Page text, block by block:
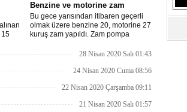
15
Benzine ve motorine zam
Bu gece yarısından itibaren geçerli
olmak üzere benzine 20, motorine 27
kuruş zam yapıldı. Zam pompa
28 Nisan 2020 Salı 01:43
24 Nisan 2020 Cuma 08:56
22 Nisan 2020 Çarşamba 09:11
21 Nisan 2020 Salı 01:57